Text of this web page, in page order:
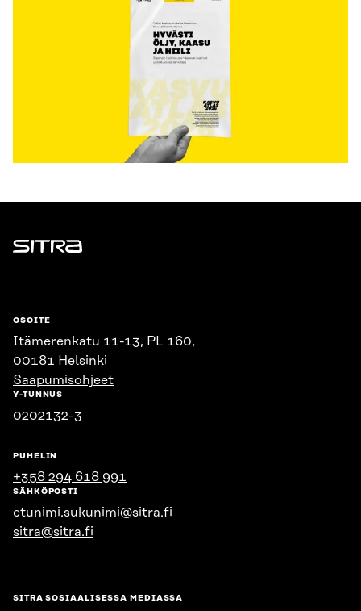
Sitra
OSOITE
Itämerenkatu 11-13, PL 160,
00181 Helsinki
Saapumisohjeet
Y-TUNNUS
0202132-3
PUHELIN
+358 294 618 991
SÄHKÖPOSTI
etunimi.sukunimi@sitra.fi
sitra@sitra.fi
SITRA SOSIAALISESSA MEDIASSA